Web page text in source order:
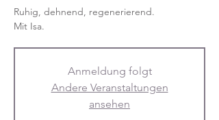
Ruhig, dehnend, regenerierend.
Mit Isa.
Anmeldung folgt
Andere Veranstaltungen
ansehen